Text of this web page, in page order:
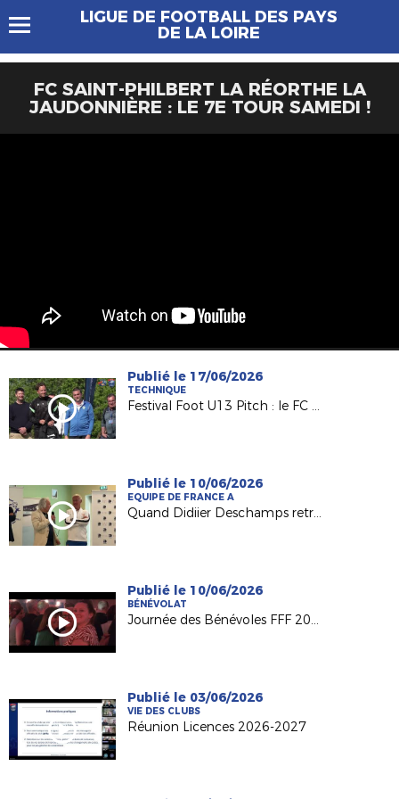
LIGUE DE FOOTBALL DES PAYS
DE LA LOIRE
FC SAINT-PHILBERT LA RÉORTHE LA
JAUDONNIÈRE : LE 7E TOUR SAMEDI !
Publié le 17/06/2026
TECHNIQUE
Festival Foot U13 Pitch : le FC Chalonnes Chaudefonds club support à l'organisation
Publié le 10/06/2026
EQUIPE DE FRANCE A
Quand Didiier Deschamps retrouve ses racines nantaises...
Publié le 10/06/2026
BÉNÉVOLAT
Journée des Bénévoles FFF 2026
Publié le 03/06/2026
VIE DES CLUBS
Réunion Licences 2026-2027